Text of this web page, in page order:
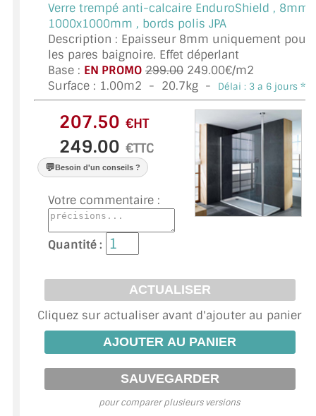
VERRE EXTRACLAIR
VERRE TREMPÉ (SÉCURIT)
PAROI DE DOUCHE
VERRE FEUILLETÉ
VERRE LAQUÉ/CRÉDENCE
VERRE FEUILLETÉ/TREMPÉ
GARDE CORPS EN VERRE
VERRIÈRE TYPE ATELIER
VERRES TEXTURÉS
PLEXIGLAS PMMA
Verre trempé anti-calcaire EnduroShield , 8mm,
1000x1000mm , bords polis JPA
Description : Epaisseur 8mm uniquement pour
les pares baignoire. Effet déperlant
Base : EN PROMO 299.00 249.00€/m2
Surface : 1.00m2 - 20.7kg - Délai : 3 a 6 jours *
€HT
€TTC
💬Besoin d'un conseils ?
Votre commentaire :
Quantité :
Cliquez sur actualiser avant d'ajouter au panier
pour comparer plusieurs versions